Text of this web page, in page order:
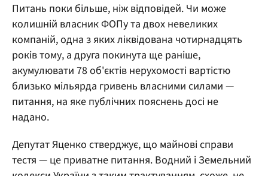
Питань поки більше, ніж відповідей. Чи може
колишній власник ФОПу та двох невеликих
компаній, одна з яких ліквідована чотирнадцять
років тому, а друга покинута ще раніше,
акумулювати 78 об'єктів нерухомості вартістю
близько мільярда гривень власними силами —
питання, на яке публічних пояснень досі не
надано.
Депутат Яценко стверджує, що майнові справи
тестя — це приватне питання. Водний і Земельний